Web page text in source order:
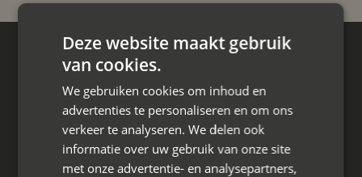
Hoofdkantoor
4661 KZ Halsteren,
085 - 773 02 12
aanvraag@mayet.nl
Deze website maakt gebruik
van cookies.
We gebruiken cookies om inhoud en
advertenties te personaliseren en om ons
verkeer te analyseren. We delen ook
informatie over uw gebruik van onze site
met onze advertentie- en analysepartners,